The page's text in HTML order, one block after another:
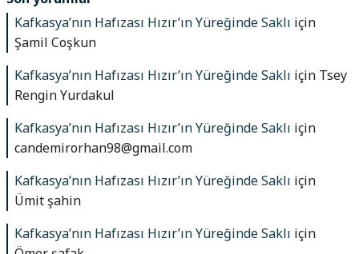
Kafkasya’nın Hafızası Hızır’ın Yüreğinde Saklı için
Şamil Coşkun
Kafkasya’nın Hafızası Hızır’ın Yüreğinde Saklı için Tsey
Rengin Yurdakul
Kafkasya’nın Hafızası Hızır’ın Yüreğinde Saklı için
candemirorhan98@gmail.com
Kafkasya’nın Hafızası Hızır’ın Yüreğinde Saklı için
Ümit şahin
Kafkasya’nın Hafızası Hızır’ın Yüreğinde Saklı için